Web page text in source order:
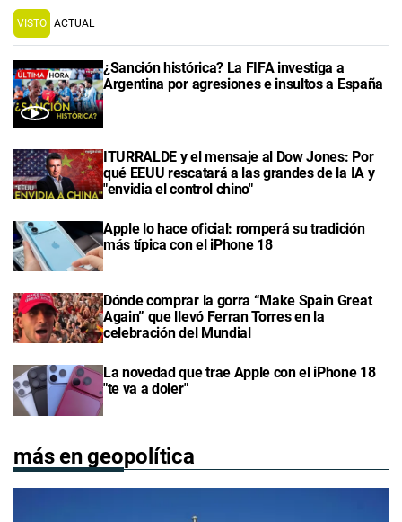
VISTO ACTUAL
¿Sanción histórica? La FIFA investiga a
Argentina por agresiones e insultos a España
ITURRALDE y el mensaje al Dow Jones: Por
qué EEUU rescatará a las grandes de la IA y
"envidia el control chino"
Apple lo hace oficial: romperá su tradición
más típica con el iPhone 18
Dónde comprar la gorra “Make Spain Great
Again” que llevó Ferran Torres en la
celebración del Mundial
La novedad que trae Apple con el iPhone 18
"te va a doler"
más en geopolítica